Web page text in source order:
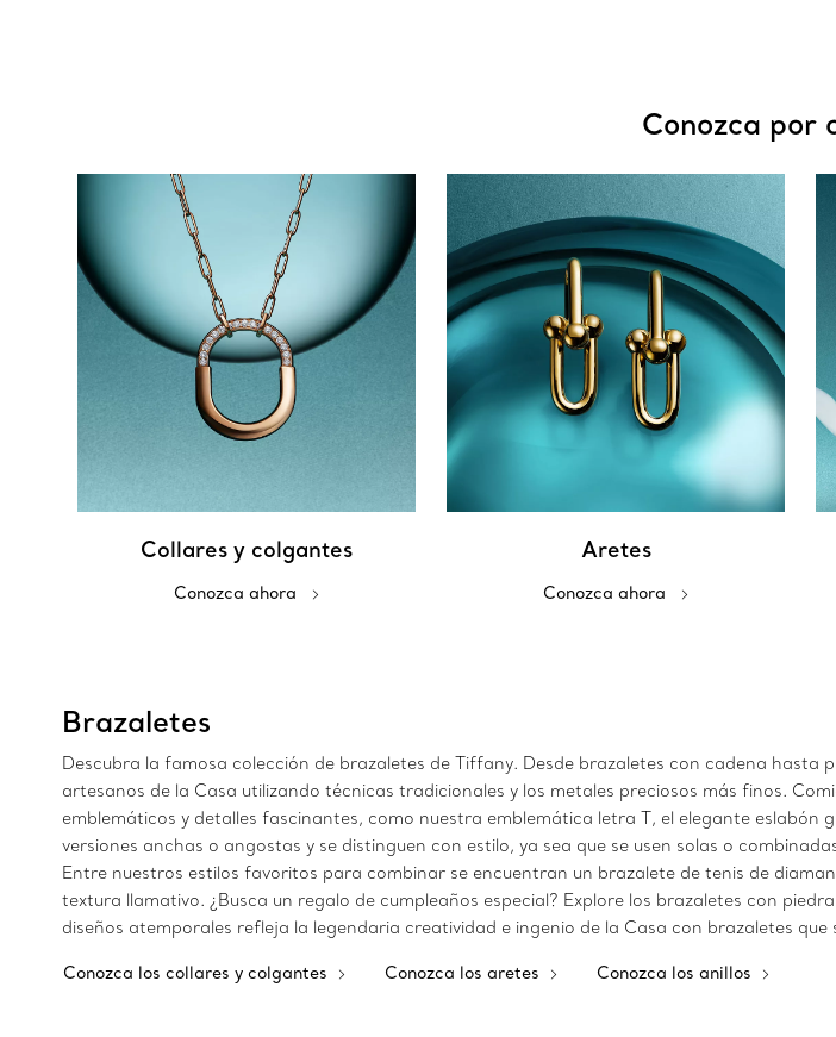
Conozca por
Collares y colgantes
Conozca ahora
Aretes
Conozca ahora
Brazaletes
Descubra la famosa colección de brazaletes de Tiffany. Desde brazaletes con cadena
artesanos de la Casa utilizando técnicas tradicionales y los metales preciosos más finos.
emblemáticos y detalles fascinantes, como nuestra emblemática letra T, el elegante
versiones anchas o angostas y se distinguen con estilo, ya sea que se usen solas o
Entre nuestros estilos favoritos para combinar se encuentran un brazalete de tenis de
textura llamativo. ¿Busca un regalo de cumpleaños especial? Explore los brazaletes con
diseños atemporales refleja la legendaria creatividad e ingenio de la Casa con brazaletes
Conozca los collares y colgantes Conozca los aretes Conozca los anillos